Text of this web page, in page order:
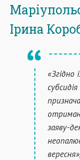
Ірина
«Згідно
заяву-